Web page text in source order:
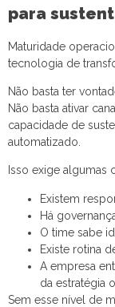
para
Maturidade
tecnologia de
Não basta ter
Não basta ativar
capacidade de
automatizado.
Isso exige algumas
Existem
Há
O time sabe
Existe rotina
A empresa
da estratégia
Sem esse nível de